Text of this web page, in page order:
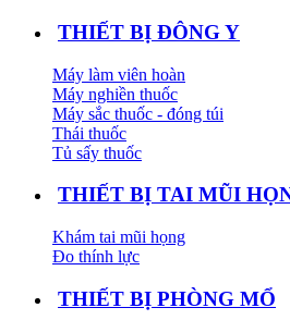
THIẾT BỊ ĐÔNG Y
Máy làm viên hoàn
Máy nghiền thuốc
Máy sắc thuốc - đóng túi
Thái thuốc
Tủ sấy thuốc
THIẾT BỊ TAI MŨI
Khám tai mũi họng
Đo thính lực
THIẾT BỊ PHÒNG MỔ